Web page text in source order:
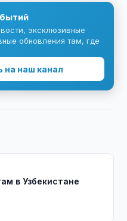
эксклюзивные
обновления там, где
на наш канал
в Узбекистане